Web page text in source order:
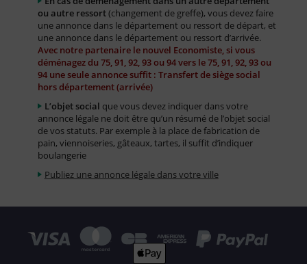
ou autre ressort(changement de greffe), vous devez faire
une annonce dans le département ou ressort de départ, et
une annonce dans le département ou ressort d’arrivée.
Avec notre partenaire le nouvel Economiste, si vous
déménagez du 75, 91, 92, 93 ou 94 vers le 75, 91, 92, 93 ou
94 une seule annonce suffit : Transfert de siège social
hors département (arrivée)
L’objet social que vous devez indiquer dans votre
annonce légale ne doit être qu’un résumé de l’objet social
de vos statuts. Par exemple à la place de fabrication de
pain, viennoiseries, gâteaux, tartes, il suffit d’indiquer
boulangerie
Publiez une annonce légale dans votre ville